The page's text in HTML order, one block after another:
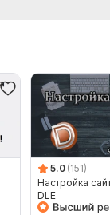
5.0 (151)
Настройка
DLE